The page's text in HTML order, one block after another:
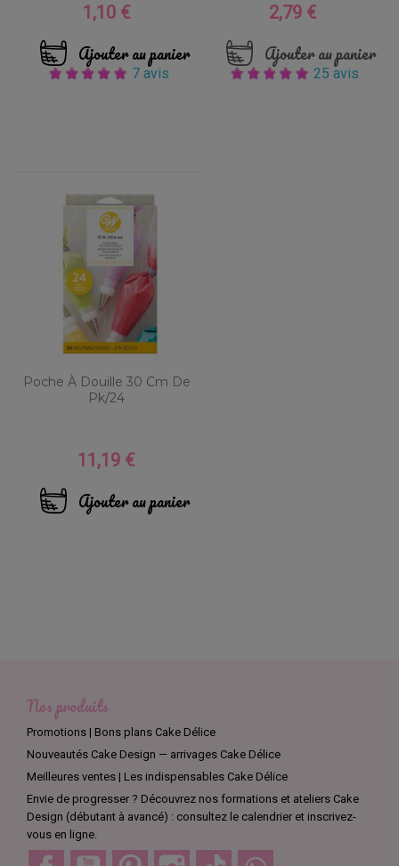
Prix
1,10 €
Ajouter au panier
7 avis
Prix
2,79 €
Ajouter au panier
25 avis
Poche À Douille 30 Cm De
Pk/24
Prix
11,19 €
Ajouter au panier
Nos produits
Promotions | Bons plans Cake Délice
Nouveautés Cake Design — arrivages Cake Délice
Meilleures ventes | Les indispensables Cake Délice
Envie de progresser ? Découvrez nos formations et ateliers Cake
Design (débutant à avancé) : consultez le calendrier et inscrivez-
vous en ligne.
Facebook YouTube Pinterest Instagram TikTok